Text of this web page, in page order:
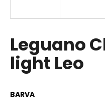
Leguano
light Leo
BARVA
í
t
?